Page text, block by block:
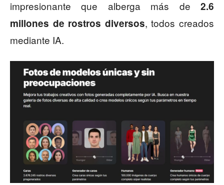
impresionante que alberga más de 2.6
millones de rostros diversos, todos creados
mediante IA.